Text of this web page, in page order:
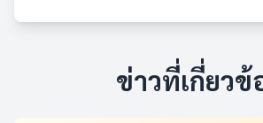
ข่าวที่เกี่ยวข้